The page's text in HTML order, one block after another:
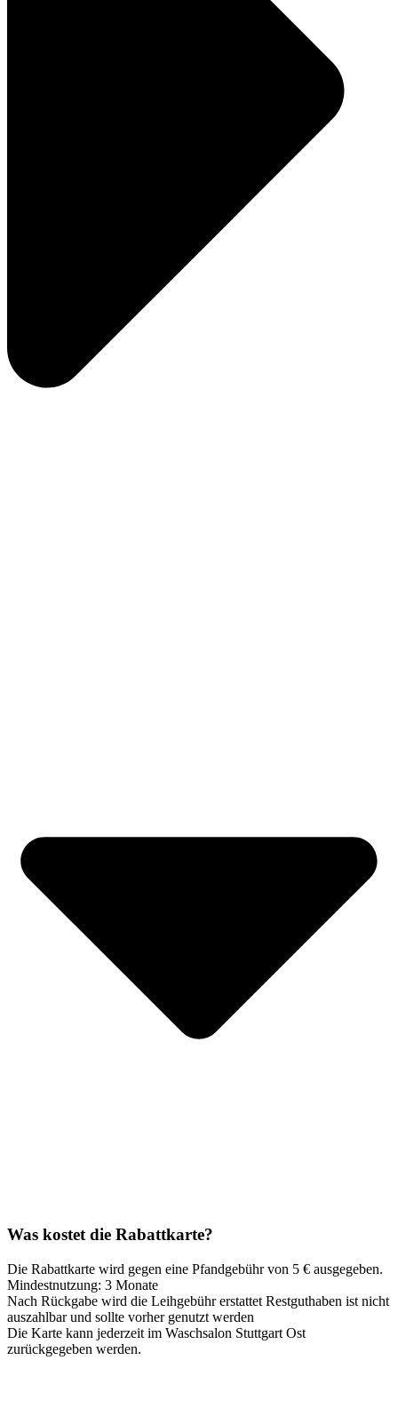
Was kostet die Rabattkarte?
Die Rabattkarte wird gegen eine Pfandgebühr von 5 € ausgegeben.
Mindestnutzung: 3 Monate
Nach Rückgabe wird die Leihgebühr erstattet Restguthaben ist nicht
auszahlbar und sollte vorher genutzt werden
Die Karte kann jederzeit im Waschsalon Stuttgart Ost
zurückgegeben werden.